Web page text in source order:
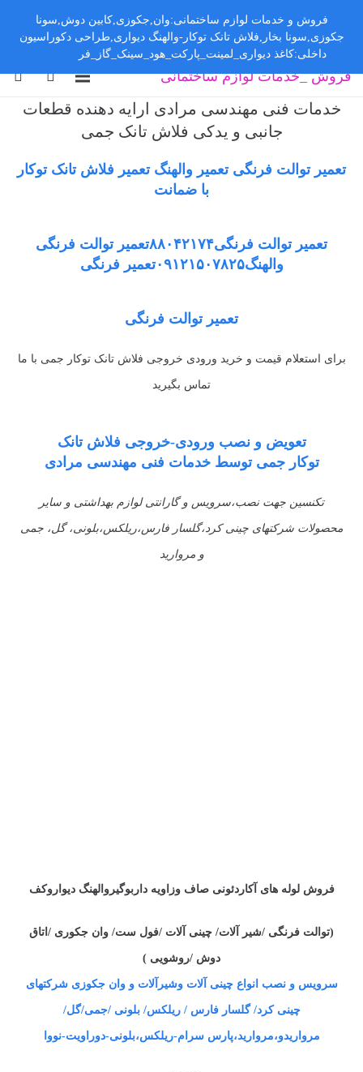
فروش _خدمات لوازم ساختمانی
خدمات فنی مهندسی مرادی ارایه دهنده قطعات
جانبی و یدکی فلاش تانک جمی
تعمیر توالت فرنگی تعمیر والهنگ تعمیر فلاش تانک توکار
با ضمانت
تعمیر توالت فرنگی۸۸۰۴۲۱۷۴تعمیر توالت فرنگی
والهنگ۰۹۱۲۱۵۰۷۸۲۵تعمیر فرنگی
تعمیر توالت فرنگی
برای استعلام قیمت و خرید ورودی خروجی فلاش تانک توکار جمی با ما
تماس بگیرید
تعویض و نصب ورودی-خروجی فلاش تانک
توکار جمی توسط خدمات فنی مهندسی مرادی
تکنسین جهت نصب،سرویس و گارانتی لوازم بهداشتی و سایر
محصولات شرکتهای چینی کرد،گلسار فارس،ریلکس،بلونی، گل، جمی
و مروارید
فروش لوله های آکاردئونی صاف وزاویه داربوگیروالهنگ دیواروکف
(توالت فرنگی /شیر آلات/ چینی آلات /فول ست/ وان جکوری /اتاق
دوش /روشویی )
سرویس و نصب انواع چینی آلات وشیرآلات و وان جکوزی شرکتهای
چینی کرد/ گلسار فارس / ریلکس/ بلونی /جمی/گل/
مرواریدو،مروارید،پارس سرام-ریلکس،بلونی-دوراویت-نووا
فروش و خدمات لوازم ساختمانی:وان,جکوزی,کابین دوش,سونا
جکوزی,سونا بخار,فلاش تانک توکار-والهنگ دیواری,طراحی دکوراسیون
داخلی:کاغذ دیواری_لمینت_پارکت_هود_سینک_گاز_فر